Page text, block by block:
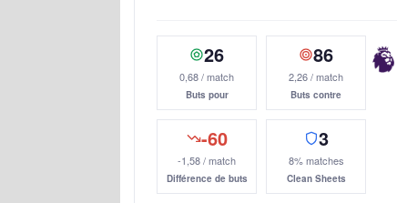
26
0,68 / match
Buts pour
86
2,26 / match
Buts contre
-60
-1,58 / match
Différence de buts
3
8% matches
Clean Sheets